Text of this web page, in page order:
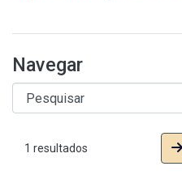
Navegar
1 resultados